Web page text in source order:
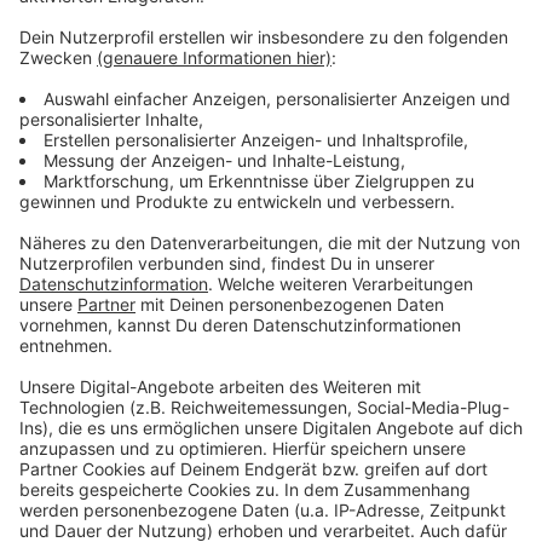
Weißglut treiben. Bahnstreiks. Plötzlicher Schneefall.
Eiskratzen am frühen Morgen. Leute, die nicht
Autofahren können. Menschen, die seltsame Wörter
benutzen. Wo andere sich vor Verzweiflung das
Gesicht bis zum Bauchnabel ziehen oder ihren Kopf
gegen die Wand hauen wollen, geht in eben diesem
Kopf von Laura Potting ein Karussell los. Irgendwo
zwischen wirren Gedanken und scharfer
Alltagsbeobachtung. Ein bisschen ausgeflippt,
meistens bunt und nie ganz ernst gemeint.
Anzeige
Anzeige